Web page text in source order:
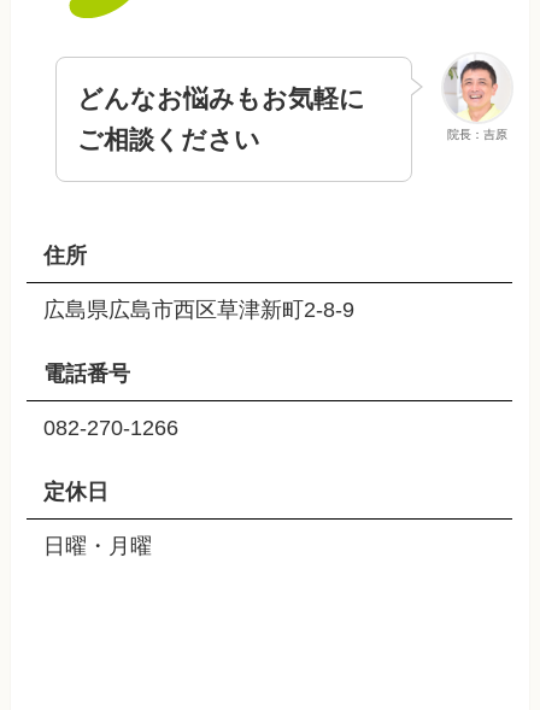
院長：吉原
どんなお悩みもお気軽に
ご相談ください
住所
広島県広島市西区草津新町2-8-9
電話番号
082-270-1266
定休日
日曜・月曜